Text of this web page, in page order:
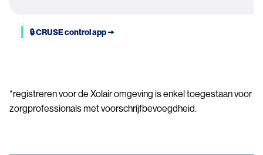
🔒 CRUSE control app 🠆
*registreren voor de Xolair omgeving is enkel toegestaan voor
zorgprofessionals met voorschrijfbevoegdheid.